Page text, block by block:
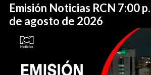
Emisión Noticias RCN 7:00
de agosto de 2026